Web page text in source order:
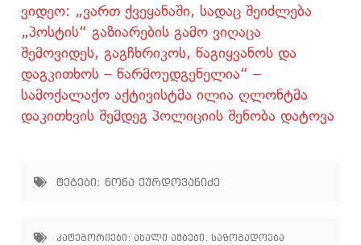
ვიდეო: „ვართ ქვეყანაში, სადაც შეიძლება
„პოსტის“ გაზიარების გამო ვიღაცა
შემოვიდეს, გაგჩხრიკოს, წაგიყვანოს და
დაგკითხოს – წარმოუდგენელია“ –
სამოქალაქო აქტივისტმა ილია ღლონტმა
დაკითხვის შემდეგ პოლიციის შენობა დატოვა
ტეგები: ნონა ქურდოვანიძე
კატეგორიები: ახალი ამბები , საზოგადოება